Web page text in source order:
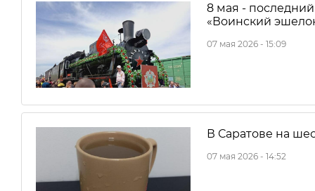
8 мая -
«Воинский
07 мая 2026 - 15:09
В Саратове на
07 мая 2026 - 14:52